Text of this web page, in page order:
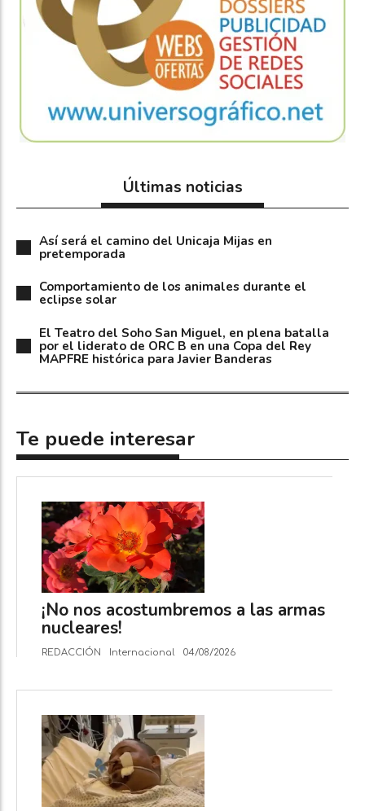
Últimas noticias
Así será el camino del Unicaja Mijas en
pretemporada
Comportamiento de los animales durante el
eclipse solar
El Teatro del Soho San Miguel, en plena batalla
por el liderato de ORC B en una Copa del Rey
MAPFRE histórica para Javier Banderas
Te puede interesar
¡No nos acostumbremos a las armas
nucleares!
REDACCIÓN Internacional 04/08/2026